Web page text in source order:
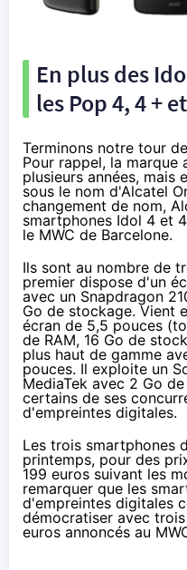
En plus des
les Pop 4, 4 +
Terminons notre tour
Pour rappel, la marque
plusieurs années, mais
sous le nom d'Alcatel
changement de nom,
smartphones Idol 4 et
le MWC de Barcelone.
Ils sont au nombre de
premier dispose d'un
avec un Snapdragon
Go de stockage. Vient
écran de 5,5 pouces
de RAM, 16 Go de
plus haut de gamme
pouces. Il exploite un
MediaTek avec 2 Go
certains de ses
d'empreintes digitales.
Les trois smartphones
printemps, pour des
199 euros suivant les
remarquer que les
d'empreintes digitales
démocratiser avec
euros annoncés au